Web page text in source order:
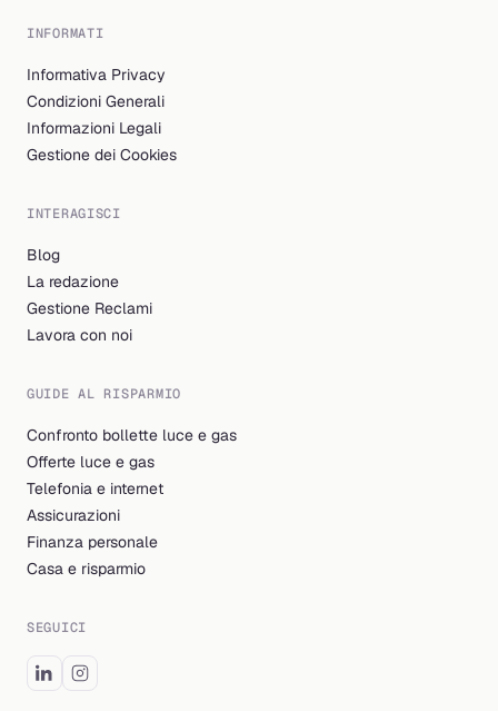
INFORMATI
Informativa Privacy
Condizioni Generali
Informazioni Legali
Gestione dei Cookies
INTERAGISCI
Blog
La redazione
Gestione Reclami
Lavora con noi
GUIDE AL RISPARMIO
Confronto bollette luce e gas
Offerte luce e gas
Telefonia e internet
Assicurazioni
Finanza personale
Casa e risparmio
SEGUICI